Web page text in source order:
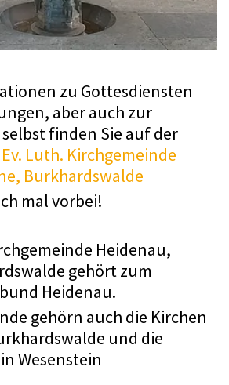
zu Gottesdiensten
aber auch zur
finden Sie auf der
Ev. Luth. Kirchgemeinde
Burkhardswalde
mal vorbei!
Heidenau,
gehört zum
Heidenau.
gehörn auch die Kirchen
und die
Wesenstein